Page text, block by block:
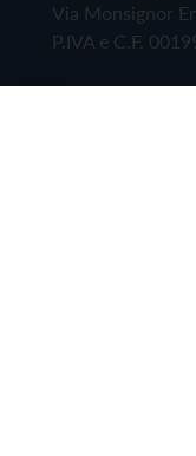
Via Monsignor
P.IVA e C.F.
Copyright ©